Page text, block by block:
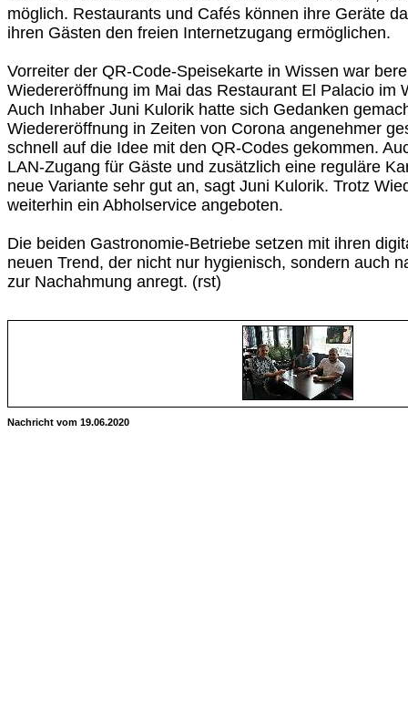
möglich. Restaurants und Cafés können ihre Geräte
ihren Gästen den freien Internetzugang ermöglichen.
Vorreiter der QR-Code-Speisekarte in Wissen war
Wiedereröffnung im Mai das Restaurant El Palacio im
Auch Inhaber Juni Kulorik hatte sich Gedanken
Wiedereröffnung in Zeiten von Corona angenehmer
schnell auf die Idee mit den QR-Codes gekommen.
LAN-Zugang für Gäste und zusätzlich eine reguläre
neue Variante sehr gut an, sagt Juni Kulorik. Trotz
weiterhin ein Abholservice angeboten.
Die beiden Gastronomie-Betriebe setzen mit ihren
neuen Trend, der nicht nur hygienisch, sondern auch
zur Nachahmung anregt. (rst)
Nachricht vom 19.06.2020